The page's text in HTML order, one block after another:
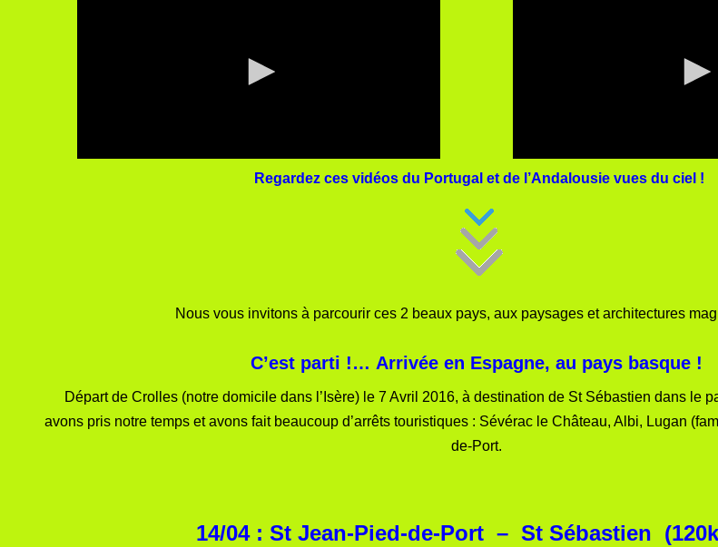
Regardez ces vidéos du Portugal et de l’Andalousie vues du ciel !
Nous vous invitons à parcourir ces 2 beaux pays, aux paysages et architectures
C’est parti !… Arrivée en Espagne, au pays basque !
Départ de Crolles (notre domicile dans l’Isère) le 7 Avril 2016, à destination de St Sébastien dans le
avons pris notre temps et avons fait beaucoup d’arrêts touristiques : Sévérac le Château, Albi, Lugan
de-Port.
14/04 : St Jean-Pied-de-Port – St Sébastien